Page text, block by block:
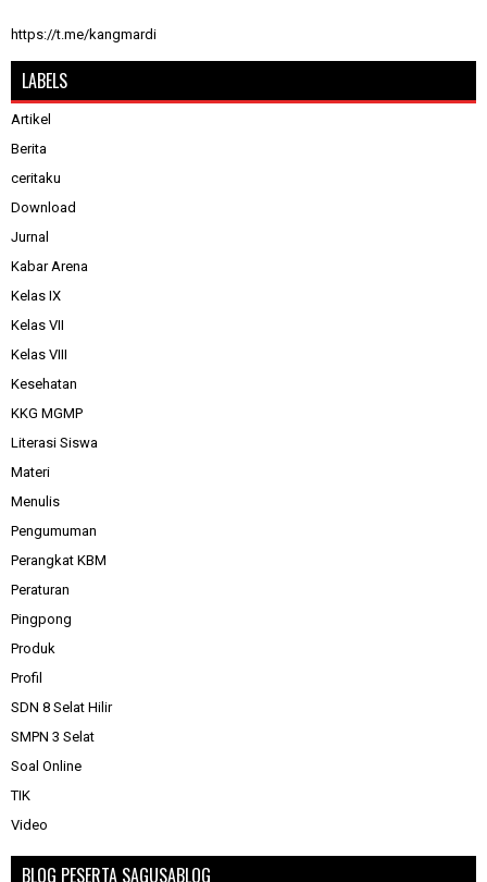
https://t.me/kangmardi
LABELS
Artikel
Berita
ceritaku
Download
Jurnal
Kabar Arena
Kelas IX
Kelas VII
Kelas VIII
Kesehatan
KKG MGMP
Literasi Siswa
Materi
Menulis
Pengumuman
Perangkat KBM
Peraturan
Pingpong
Produk
Profil
SDN 8 Selat Hilir
SMPN 3 Selat
Soal Online
TIK
Video
BLOG PESERTA SAGUSABLOG